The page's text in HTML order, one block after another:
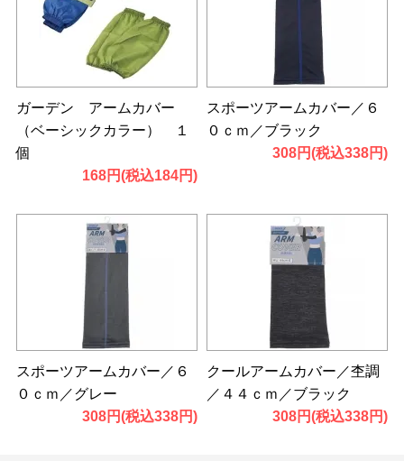
ガーデン アームカバー
（ベーシックカラー） １
個
168円(税込184円)
スポーツアームカバー／６
０ｃｍ／ブラック
308円(税込338円)
スポーツアームカバー／６
０ｃｍ／グレー
308円(税込338円)
クールアームカバー／杢調
／４４ｃｍ／ブラック
308円(税込338円)